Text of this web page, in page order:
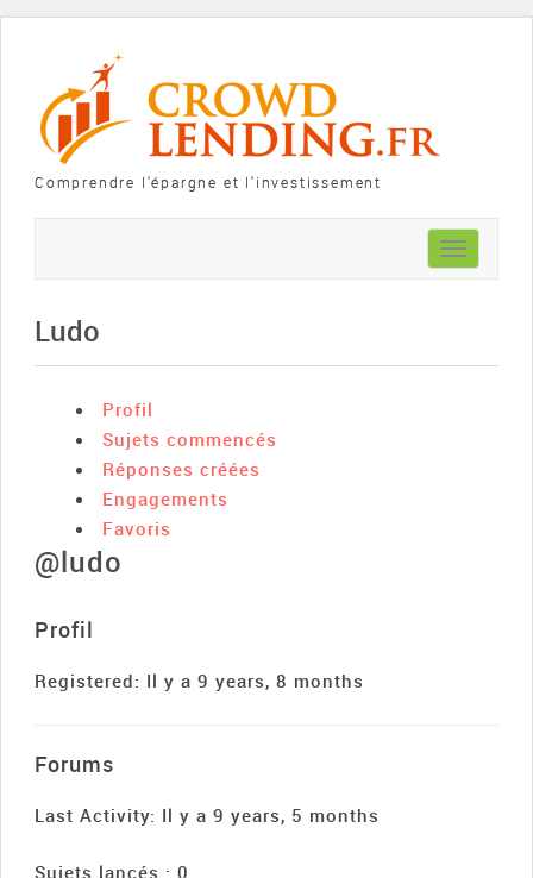
Comprendre l'épargne et l'investissement
Toggle
navigation
Ludo
Profil
Sujets commencés
Réponses créées
Engagements
Favoris
@ludo
Profil
Registered: Il y a 9 years, 8 months
Forums
Last Activity: Il y a 9 years, 5 months
Sujets lancés : 0